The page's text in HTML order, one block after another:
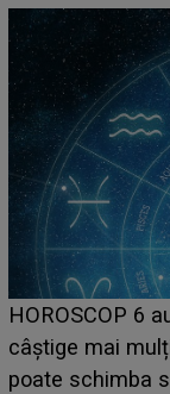
HOROSCOP 6
câștige mai
poate schimba